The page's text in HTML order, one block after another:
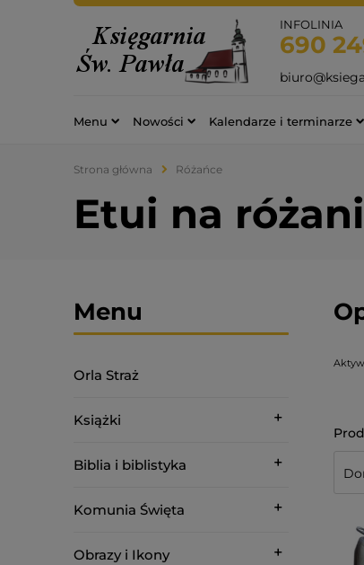
INFOLINIA
690
Menu Nowości Kalendarze i terminarze
Strona główna Różańce
Etui na
Menu
Orla Straż
Książki
Biblia i biblistyka
Komunia Święta
Obrazy i Ikony